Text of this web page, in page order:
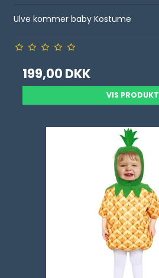
Ulve kommer baby Kostume
199,00 DKK
VIS PRODUKT